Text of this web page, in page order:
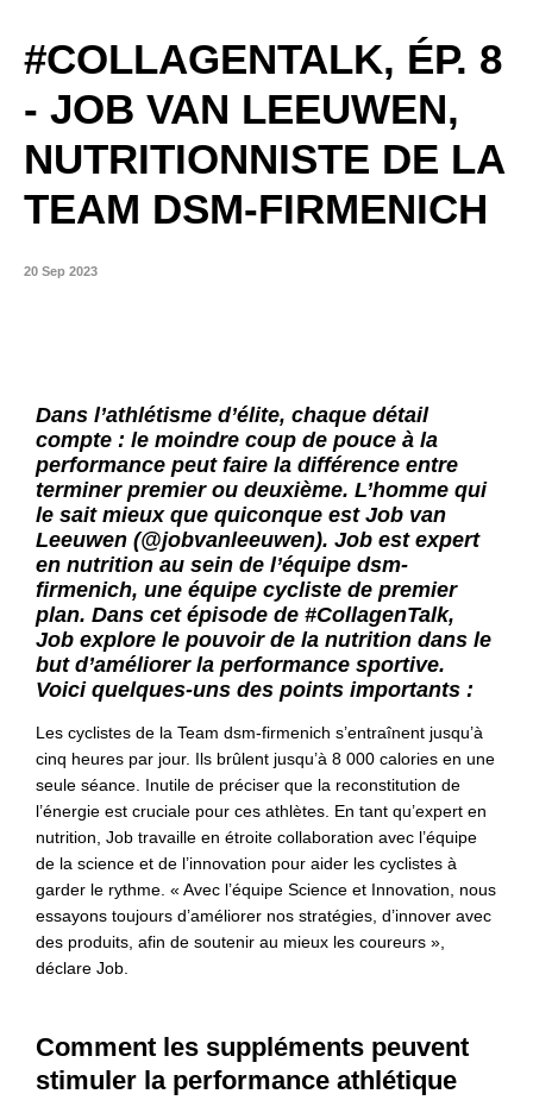
#COLLAGENTALK, ÉP. 8
- JOB VAN LEEUWEN,
NUTRITIONNISTE DE LA
TEAM DSM-FIRMENICH
20 Sep 2023
Dans l’athlétisme d’élite, chaque détail
compte : le moindre coup de pouce à la
performance peut faire la différence entre
terminer premier ou deuxième. L’homme qui
le sait mieux que quiconque est Job van
Leeuwen (@jobvanleeuwen). Job est expert
en nutrition au sein de l’équipe dsm-
firmenich, une équipe cycliste de premier
plan. Dans cet épisode de #CollagenTalk,
Job explore le pouvoir de la nutrition dans le
but d’améliorer la performance sportive.
Voici quelques-uns des points importants :
Les cyclistes de la Team dsm-firmenich s’entraînent jusqu’à
cinq heures par jour. Ils brûlent jusqu’à 8 000 calories en une
seule séance. Inutile de préciser que la reconstitution de
l’énergie est cruciale pour ces athlètes. En tant qu’expert en
nutrition, Job travaille en étroite collaboration avec l’équipe
de la science et de l’innovation pour aider les cyclistes à
garder le rythme. « Avec l’équipe Science et Innovation, nous
essayons toujours d’améliorer nos stratégies, d’innover avec
des produits, afin de soutenir au mieux les coureurs »,
déclare Job.
Comment les suppléments peuvent
stimuler la performance athlétique